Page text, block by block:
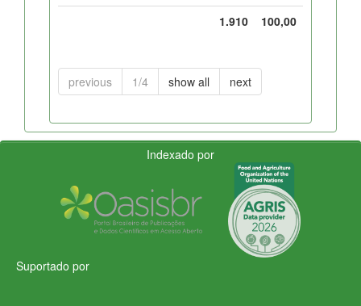
1.910
100,00
previous 1/4 show all next
Indexado por
Suportado por